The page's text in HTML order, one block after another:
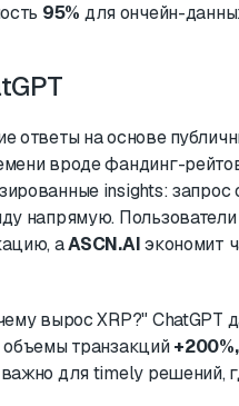
95% для ончейн-
ответы на основе
вроде фандинг-
insights:
напрямую. Пользователи
аASCN.AIэкономит
вырос XRP?" ChatGPT
транзакций+200%,
для timely решений,